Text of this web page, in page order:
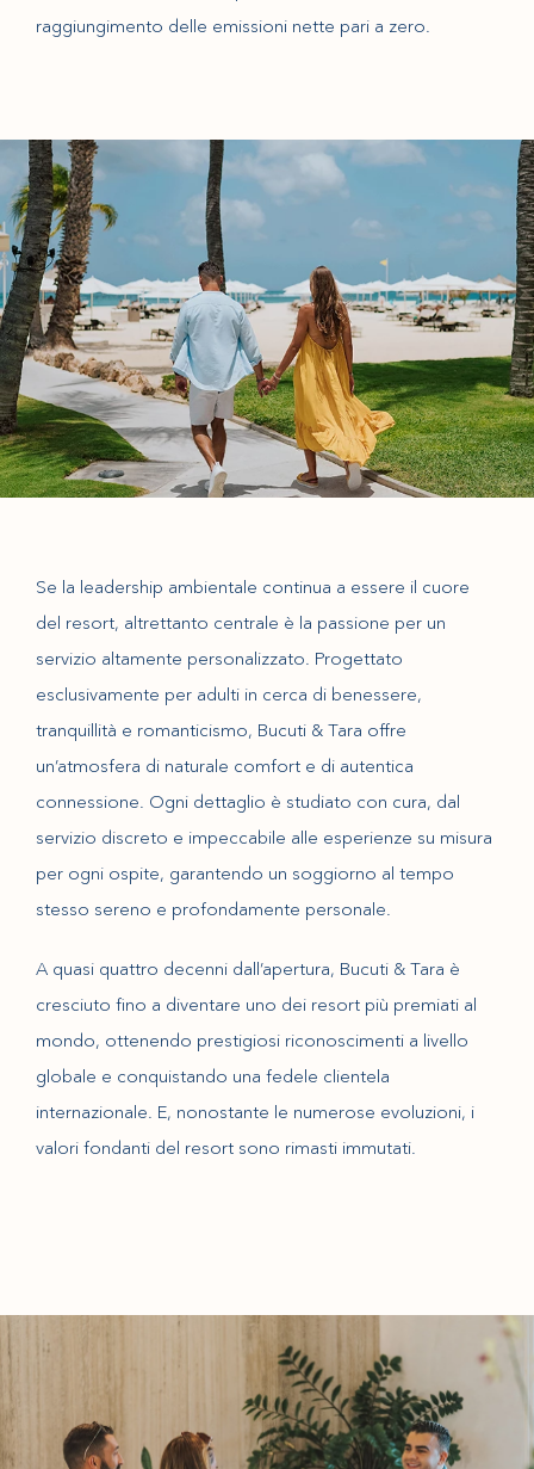
raggiungimento delle emissioni nette pari a zero.
Se la leadership ambientale continua a essere il cuore
del resort, altrettanto centrale è la passione per un
servizio altamente personalizzato. Progettato
esclusivamente per adulti in cerca di benessere,
tranquillità e romanticismo, Bucuti & Tara offre
un’atmosfera di naturale comfort e di autentica
connessione. Ogni dettaglio è studiato con cura, dal
servizio discreto e impeccabile alle esperienze su misura
per ogni ospite, garantendo un soggiorno al tempo
stesso sereno e profondamente personale.
A quasi quattro decenni dall’apertura, Bucuti & Tara è
cresciuto fino a diventare uno dei resort più premiati al
mondo, ottenendo prestigiosi riconoscimenti a livello
globale e conquistando una fedele clientela
internazionale. E, nonostante le numerose evoluzioni, i
valori fondanti del resort sono rimasti immutati.